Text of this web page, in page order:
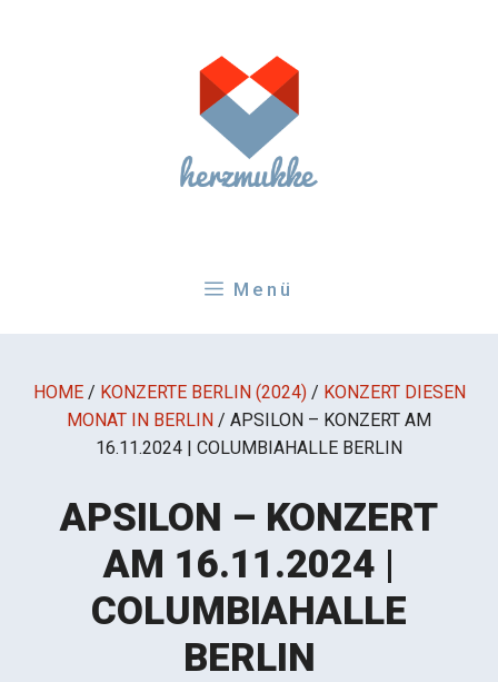
Menü
HOME / KONZERTE BERLIN (2024) / KONZERT DIESEN
MONAT IN BERLIN / APSILON – KONZERT AM
16.11.2024 | COLUMBIAHALLE BERLIN
APSILON – KONZERT
AM 16.11.2024 |
COLUMBIAHALLE
BERLIN